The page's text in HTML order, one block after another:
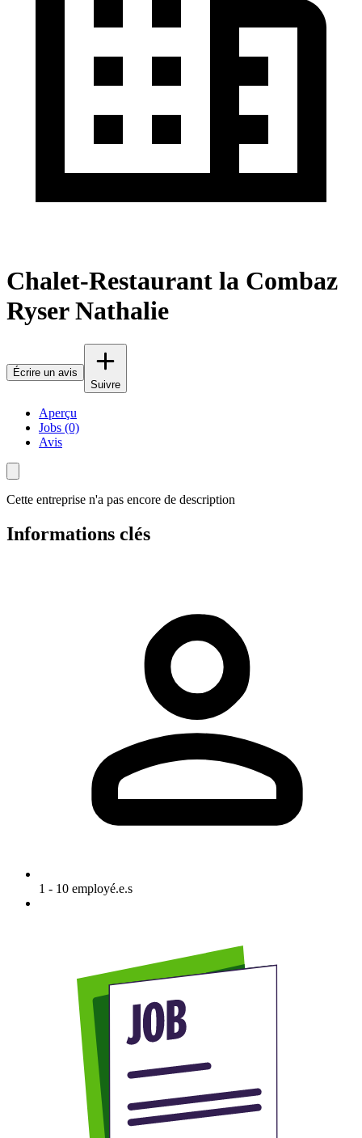
Chalet-Restaurant la Combaz
Ryser Nathalie
Écrire un avis
Suivre
Aperçu
Jobs (0)
Avis
Cette entreprise n'a pas encore de description
Informations clés
1 - 10 employé.e.s